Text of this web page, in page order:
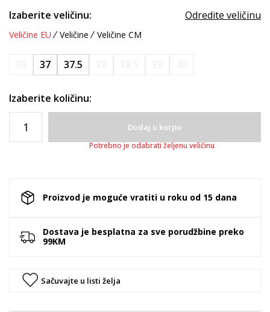
Izaberite veličinu: Odredite veličinu
Veličine EU Veličine Veličine CM
37 37.5
Izaberite količinu:
Dodaj u korpu
Potrebno je odabrati željenu veličinu
Proizvod je moguće vratiti u roku od 15 dana
Dostava je besplatna za sve porudžbine preko
99KM
Sačuvajte u listi želja